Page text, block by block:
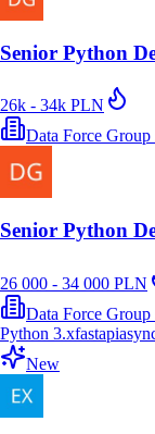
Senior Python
26k - 34k PLN
Data Force Group
Senior Python
26 000 - 34 000 PLN
Data Force Group
Python 3.xfastapi
New